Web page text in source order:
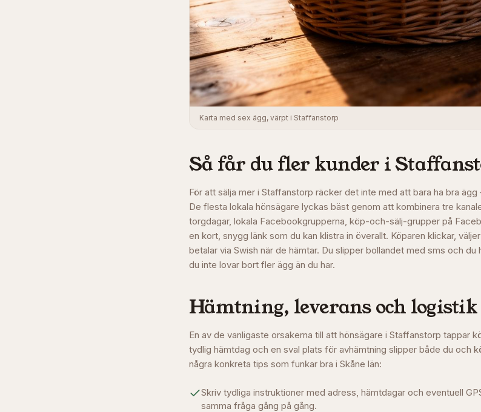
Karta med sex ägg, värpt i Staffanstorp
Så får du fler kunder i
För att sälja mer i Staffanstorp räcker det inte med att bara ha bra
De flesta lokala hönsägare lyckas bäst genom att kombinera tre
torgdagar, lokala Facebookgrupperna, köp-och-sälj-grupper på
en kort, snygg länk som du kan klistra in överallt. Köparen klickar,
betalar via Swish när de hämtar. Du slipper bollandet med sms och du
du inte lovar bort fler ägg än du har.
Hämtning, leverans och
En av de vanligaste orsakerna till att hönsägare i Staffanstorp tappar
tydlig hämtdag och en sval plats för avhämtning slipper både du och
några konkreta tips som funkar bra i Skåne län:
Skriv tydliga instruktioner med adress, hämtdagar och eventuell
samma fråga gång på gång.